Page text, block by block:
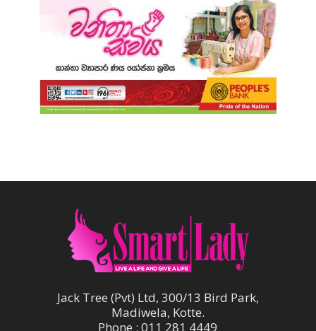
Jack Tree (Pvt) Ltd, 300/13 Bird Park,
Madiwela, Kotte.
Phone : 011 281 4449